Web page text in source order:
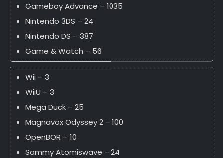
Gameboy Advance – 1035
Nintendo 3DS – 24
Nintendo DS – 387
Game & Watch – 56
Wii – 3
WiiU – 3
Mega Duck – 25
Magnavox Odyssey 2 – 100
OpenBOR – 10
Sammy Atomiswave – 24